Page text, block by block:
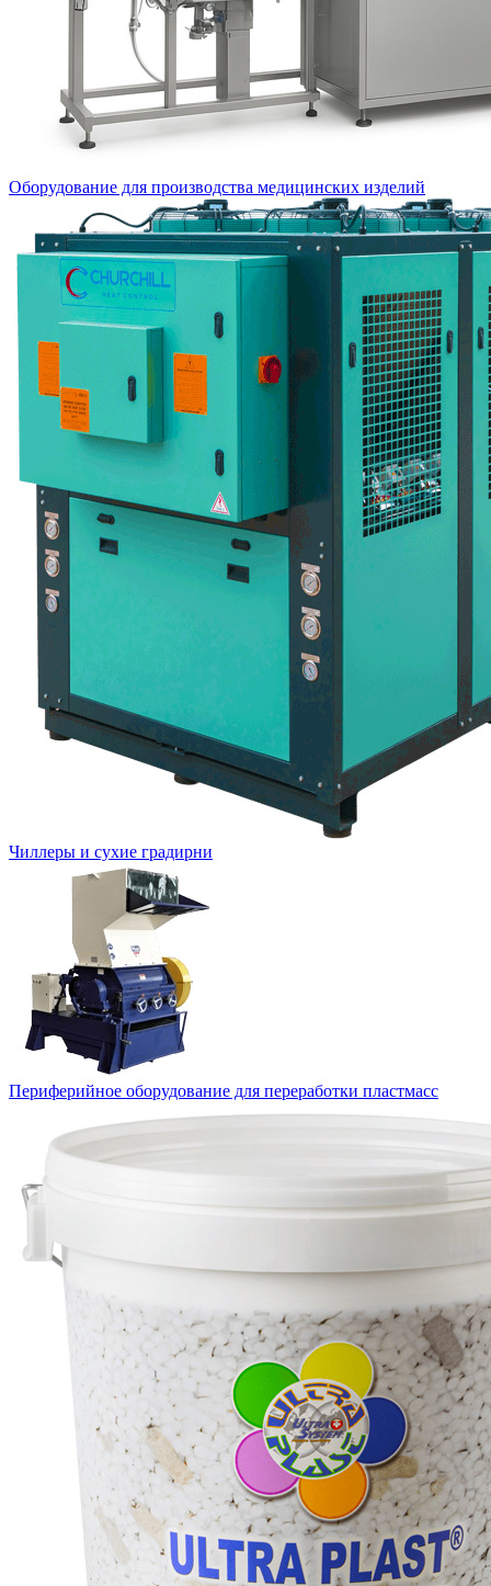
Оборудование для производства медицинских изделий
Чиллеры и сухие градирни
Периферийное оборудование для переработки пластмасс